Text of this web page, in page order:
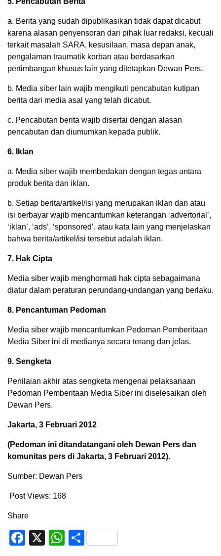
a. Berita yang sudah dipublikasikan tidak dapat dicabut
karena alasan penyensoran dari pihak luar redaksi, kecuali
terkait masalah SARA, kesusilaan, masa depan anak,
pengalaman traumatik korban atau berdasarkan
pertimbangan khusus lain yang ditetapkan Dewan Pers.
b. Media siber lain wajib mengikuti pencabutan kutipan
berita dari media asal yang telah dicabut.
c. Pencabutan berita wajib disertai dengan alasan
pencabutan dan diumumkan kepada publik.
6. Iklan
a. Media siber wajib membedakan dengan tegas antara
produk berita dan iklan.
b. Setiap berita/artikel/isi yang merupakan iklan dan atau
isi berbayar wajib mencantumkan keterangan ‘advertorial’,
‘iklan’, ‘ads’, ‘sponsored’, atau kata lain yang menjelaskan
bahwa berita/artikel/isi tersebut adalah iklan.
7. Hak Cipta
Media siber wajib menghormati hak cipta sebagaimana
diatur dalam peraturan perundang-undangan yang berlaku.
8. Pencantuman Pedoman
Media siber wajib mencantumkan Pedoman Pemberitaan
Media Siber ini di medianya secara terang dan jelas.
9. Sengketa
Penilaian akhir atas sengketa mengenai pelaksanaan
Pedoman Pemberitaan Media Siber ini diselesaikan oleh
Dewan Pers.
Jakarta, 3 Februari 2012
(Pedoman ini ditandatangani oleh Dewan Pers dan
komunitas pers di Jakarta, 3 Februari 2012).
Sumber: Dewan Pers
Post Views: 168
Share
Facebook
X WhatsApp
Share